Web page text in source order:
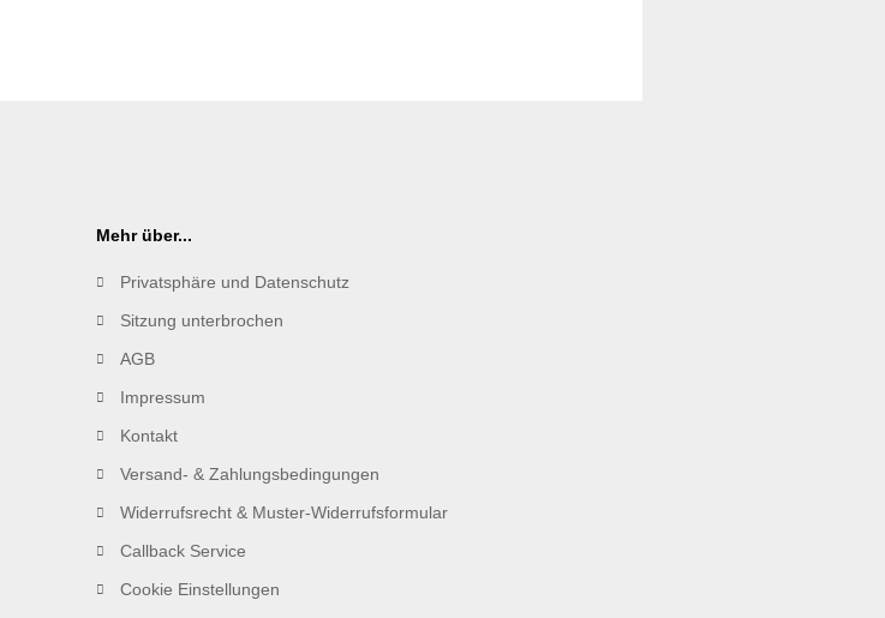
Mehr über...
Privatsphäre und Datenschutz
Sitzung unterbrochen
AGB
Impressum
Kontakt
Versand- & Zahlungsbedingungen
Widerrufsrecht & Muster-Widerrufsformular
Callback Service
Cookie Einstellungen